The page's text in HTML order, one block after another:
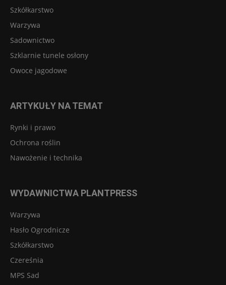
Szkółkarstwo
Warzywa
Sadownictwo
Szklarnie tunele osłony
Owoce jagodowe
ARTYKUŁY NA TEMAT
Rynki i prawo
Ochrona roślin
Nawożenie i technika
WYDAWNICTWA PLANTPRESS
Warzywa
Hasło Ogrodnicze
Szkółkarstwo
Czereśnia
MPS Sad